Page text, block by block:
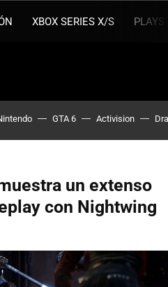
XBOX SERIES X/S
GTA 6 Activision
un extenso
con Nightwing